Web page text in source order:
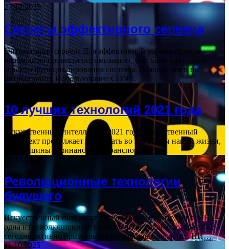
27.12.2025
Секреты эффективного сервера
Оптимизация сервера Для эффективной работы сервера
необходимо провести оптимизацию, учитывая различные
аспекты функционирования системы. Важные шаги по
оптимизации: Использование CDN…
10 лучших технологий 2021 года
Искусственный интеллект В 2021 году искусственный
интеллект продолжает проникать во все сферы нашей жизни,
от медицины и финансов до транспорта…
23.10.2025
Революционные технологии
будущего
Искусственный интеллект Искусственный интеллект (ИИ) —
одна из революционных технологий будущего, которая уже
сегодня активно применяется в различных областях. ИИ…
11.10.2025